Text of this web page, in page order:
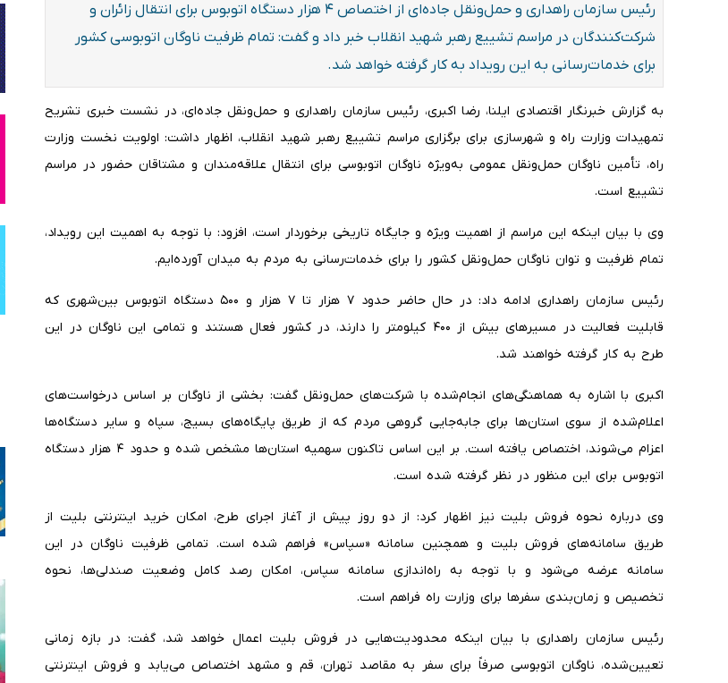
رئیس سازمان راهداری و حمل‌ونقل جاده‌ای از اختصاص ۴ هزار دستگاه اتوبوس برای انتقال زائران و
شرکت‌کنندگان در مراسم تشییع رهبر شهید انقلاب خبر داد و گفت: تمام ظرفیت ناوگان اتوبوسی کشور
برای خدمات‌رسانی به این رویداد به کار گرفته خواهد شد.
به گزارش خبرنگار اقتصادی ایلنا، رضا اکبری، رئیس سازمان راهداری و حمل‌ونقل جاده‌ای، در نشست خبری تشریح
تمهیدات وزارت راه و شهرسازی برای برگزاری مراسم تشییع رهبر شهید انقلاب، اظهار داشت: اولویت نخست وزارت
راه، تأمین ناوگان حمل‌ونقل عمومی به‌ویژه ناوگان اتوبوسی برای انتقال علاقه‌مندان و مشتاقان حضور در مراسم
تشییع است.
وی با بیان اینکه این مراسم از اهمیت ویژه و جایگاه تاریخی برخوردار است، افزود: با توجه به اهمیت این رویداد،
تمام ظرفیت و توان ناوگان حمل‌ونقل کشور را برای خدمات‌رسانی به مردم به میدان آورده‌ایم.
رئیس سازمان راهداری ادامه داد: در حال حاضر حدود ۷ هزار تا ۷ هزار و ۵۰۰ دستگاه اتوبوس بین‌شهری که
قابلیت فعالیت در مسیرهای بیش از ۴۰۰ کیلومتر را دارند، در کشور فعال هستند و تمامی این ناوگان در این
طرح به کار گرفته خواهند شد.
اکبری با اشاره به هماهنگی‌های انجام‌شده با شرکت‌های حمل‌ونقل گفت: بخشی از ناوگان بر اساس درخواست‌های
اعلام‌شده از سوی استان‌ها برای جابه‌جایی گروهی مردم که از طریق پایگاه‌های بسیج، سپاه و سایر دستگاه‌ها
اعزام می‌شوند، اختصاص یافته است. بر این اساس تاکنون سهمیه استان‌ها مشخص شده و حدود ۴ هزار دستگاه
اتوبوس برای این منظور در نظر گرفته شده است.
وی درباره نحوه فروش بلیت نیز اظهار کرد: از دو روز پیش از آغاز اجرای طرح، امکان خرید اینترنتی بلیت از
طریق سامانه‌های فروش بلیت و همچنین سامانه «سپاس» فراهم شده است. تمامی ظرفیت ناوگان در این
سامانه عرضه می‌شود و با توجه به راه‌اندازی سامانه سپاس، امکان رصد کامل وضعیت صندلی‌ها، نحوه
تخصیص و زمان‌بندی سفرها برای وزارت راه فراهم است.
رئیس سازمان راهداری با بیان اینکه محدودیت‌هایی در فروش بلیت اعمال خواهد شد، گفت: در بازه زمانی
تعیین‌شده، ناوگان اتوبوسی صرفاً برای سفر به مقاصد تهران، قم و مشهد اختصاص می‌یابد و فروش اینترنتی